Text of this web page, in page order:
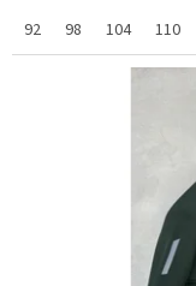
92 98 104 110